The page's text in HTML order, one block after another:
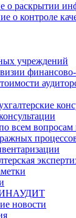
о раскрытии
о контроле
учреждений
финансово-
всем
ИНАУДИТ
новости